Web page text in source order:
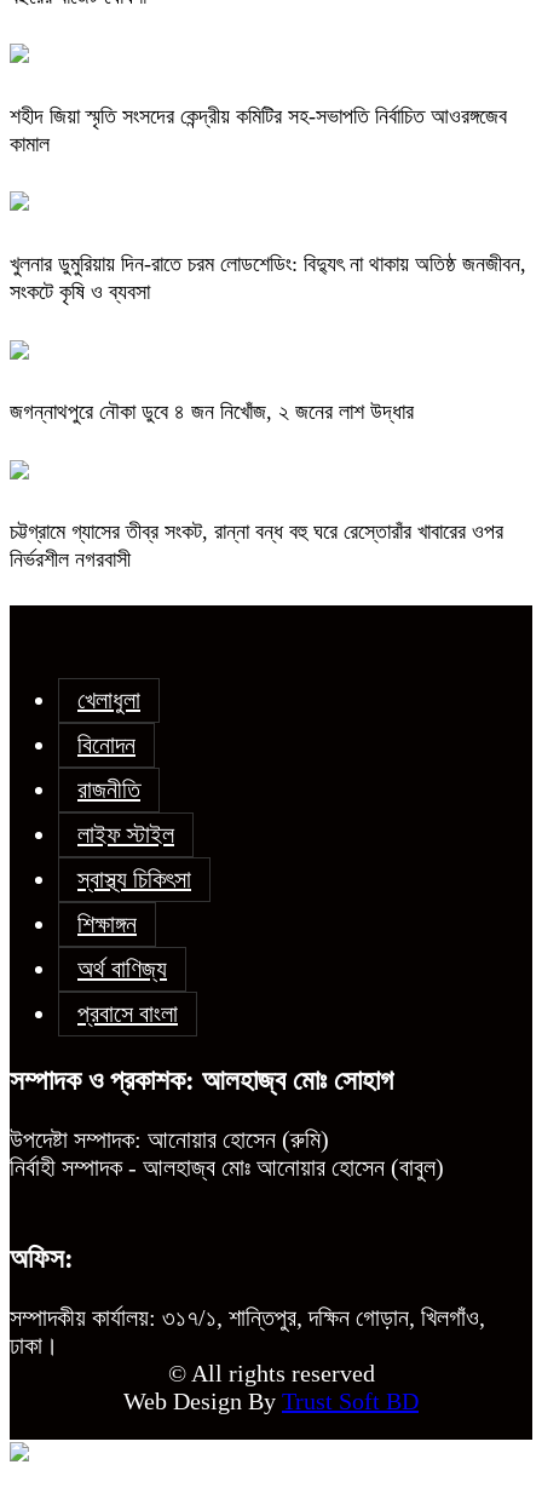
শহীদ জিয়া স্মৃতি সংসদের কেন্দ্রীয় কমিটির সহ-সভাপতি নির্বাচিত আওরঙ্গজেব
কামাল
খুলনার ডুমুরিয়ায় দিন-রাতে চরম লোডশেডিং: বিদ্যুৎ না থাকায় অতিষ্ঠ জনজীবন,
সংকটে কৃষি ও ব্যবসা
জগন্নাথপুরে নৌকা ডুবে ৪ জন নিখোঁজ, ২ জনের লাশ উদ্ধার
চট্টগ্রামে গ্যাসের তীব্র সংকট, রান্না বন্ধ বহু ঘরে রেস্তোরাঁর খাবারের ওপর
নির্ভরশীল নগরবাসী
খেলাধুলা
বিনোদন
রাজনীতি
লাইফ স্টাইল
স্বাস্থ্য চিকিৎসা
শিক্ষাঙ্গন
অর্থ বাণিজ্য
প্রবাসে বাংলা
সম্পাদক ও প্রকাশক: আলহাজ্ব মোঃ সোহাগ
উপদেষ্টা সম্পাদক: আনোয়ার হোসেন (রুমি)
নির্বাহী সম্পাদক - আলহাজ্ব মোঃ আনোয়ার হোসেন (বাবুল)
অফিস:
সম্পাদকীয় কার্যালয়: ৩১৭/১, শান্তিপুর, দক্ষিন গোড়ান, খিলগাঁও,
ঢাকা।
© All rights reserved
Web Design By Trust Soft BD